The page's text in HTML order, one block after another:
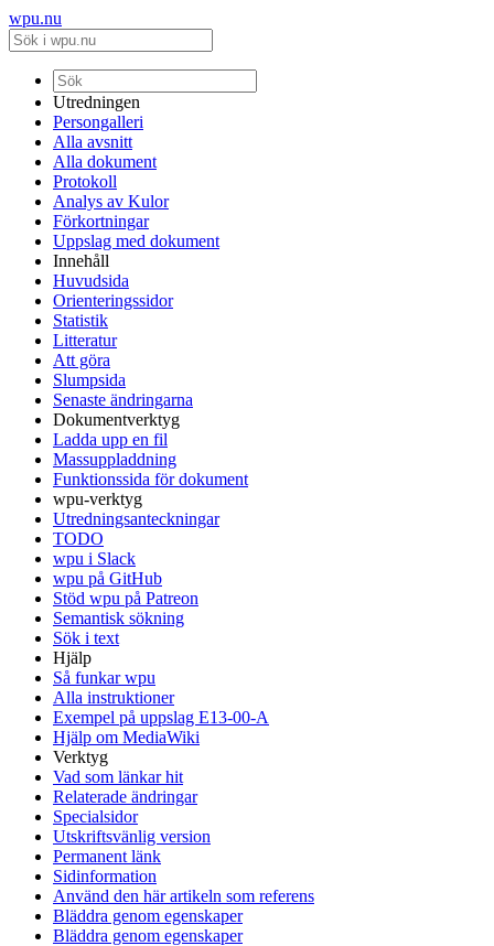
wpu.nu
Utredningen
Persongalleri
Alla avsnitt
Alla dokument
Protokoll
Analys av Kulor
Förkortningar
Uppslag med dokument
Innehåll
Huvudsida
Orienteringssidor
Statistik
Litteratur
Att göra
Slumpsida
Senaste ändringarna
Dokumentverktyg
Ladda upp en fil
Massuppladdning
Funktionssida för dokument
wpu-verktyg
Utredningsanteckningar
TODO
wpu i Slack
wpu på GitHub
Stöd wpu på Patreon
Semantisk sökning
Sök i text
Hjälp
Så funkar wpu
Alla instruktioner
Exempel på uppslag E13-00-A
Hjälp om MediaWiki
Verktyg
Vad som länkar hit
Relaterade ändringar
Specialsidor
Utskriftsvänlig version
Permanent länk
Sidinformation
Använd den här artikeln som referens
Bläddra genom egenskaper
Bläddra genom egenskaper